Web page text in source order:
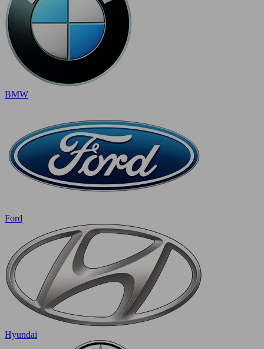
BMW
Ford
Hyundai